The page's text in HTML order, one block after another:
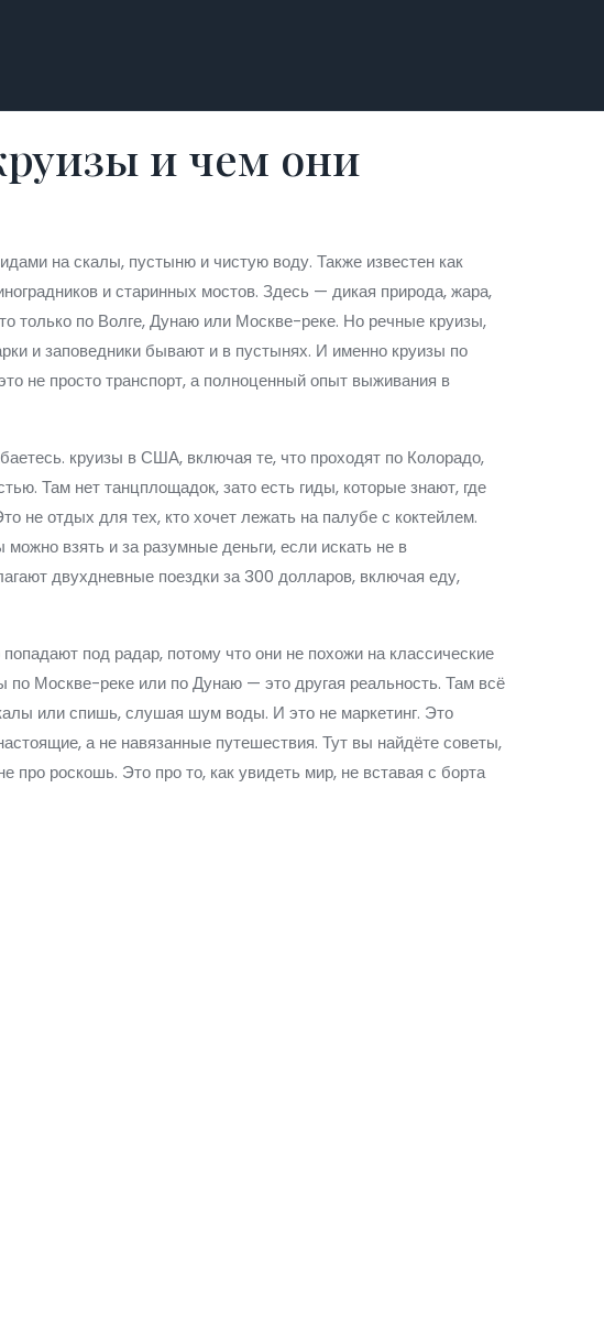
и чем они
на скалы, пустыню и чистую воду. Также известен как
и старинных мостов. Здесь — дикая природа, жара,
только по Волге, Дунаю или Москве-реке. Но речные круизы,
и заповедники бывают и в пустынях. И именно круизы по
не просто транспорт, а полноценный опыт выживания в
круизы в США, включая те, что проходят по Колорадо,
. Там нет танцплощадок, зато есть гиды, которые знают, где
не отдых для тех, кто хочет лежать на палубе с коктейлем.
взять и за разумные деньги, если искать не в
двухдневные поездки за 300 долларов, включая еду,
под радар, потому что они не похожи на классические
Москве-реке или по Дунаю — это другая реальность. Там всё
или спишь, слушая шум воды. И это не маркетинг. Это
а не навязанные путешествия. Тут вы найдёте советы,
про роскошь. Это про то, как увидеть мир, не вставая с борта